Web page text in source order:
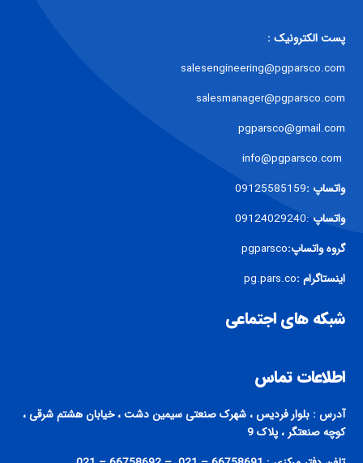
پست الکترونیک :
salesengineering@pgparsco.com
salesmanager@pgparsco.com
pgparsco@gmail.com
واتساپ :09125585159
واتساپ :09124029240
گروه واتساپ:pgparsco
اینستاگرام :pg.pars.co
شبکه های اجتماعی
اطلاعات تماس
آدرس : بلوار فردیس ، شهرک صنعتی سیمین دشت ، خیابان هشتم شرقی ،
کوچه صنعتگر ، پلاک 9